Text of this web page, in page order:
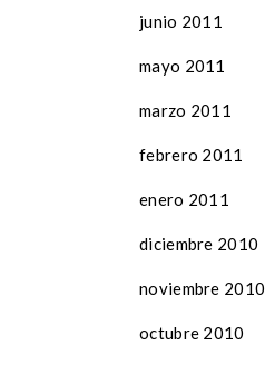
junio 2011
mayo 2011
marzo 2011
febrero 2011
enero 2011
diciembre 2010
noviembre 2010
octubre 2010